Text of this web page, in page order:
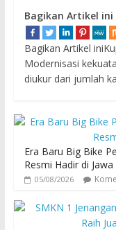
Bagikan Artikel ini
Bagikan Artikel
Modernisasi
diukur dari jumlah
Era Baru Big Bike
Resmi Hadir di
05/08/2026